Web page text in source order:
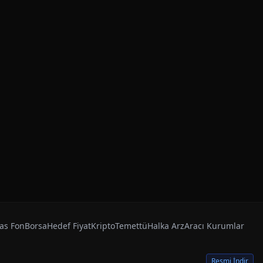
FonBorsaHedef FiyatKriptoTemettüHalka ArzAracı Kurumlar
Resmi İndir